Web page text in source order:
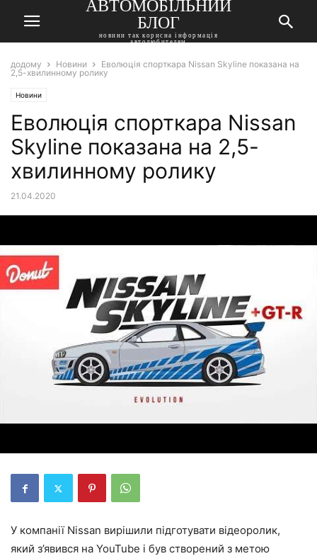
АВТОМОБІЛЬНИЙ
БЛОГ
новини так корисна інформація
автолюбителям
додому Новини
Еволюція спорткара Nissan Skyline показана на
2,5-хвилинному ролику
Новини
Еволюція спорткара Nissan
Skyline показана на 2,5-
хвилинному ролику
21.04.2020
У компанії Nissan вирішили підготувати відеоролик,
який з’явився на YouTube і був створений з метою